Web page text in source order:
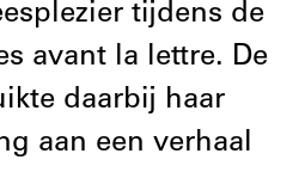
tijdens de
avant la lettre. De
daarbij haar
aan een verhaal